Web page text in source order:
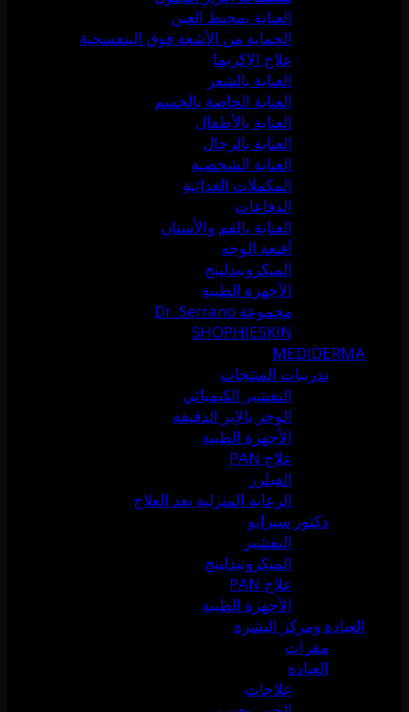
العناية بمحيط العين
الحماية من الأشعة فوق البنفسجية
علاج الإكزيما
العناية بالشعر
العناية الخاصة بالجسم
العناية بالأطفال
العناية بالرجال
العناية الشخصية
المكملات الغذائية
الدفاعات
العناية بالفم والأسنان
أقنعة الوجه
الميكرونيدلينج
الأجهزة الطبية
مجموعة Dr. Serrano
SHOPHIESKIN
MEDIDERMA
تدريبات المنتجات
التقشير الكيميائي
الوخز بالإبر الدقيقة
الأجهزة الطبية
علاج PAN
الفيلرز
الرعاية المنزلية بعد العلاج
دكتور سيرانو
التقشير
الميكرونيدلينج
علاج PAN
الأجهزة الطبية
العيادة ومركز البشرة
مقرات
العيادة
علاجات